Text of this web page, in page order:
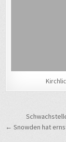
← Snowden hat